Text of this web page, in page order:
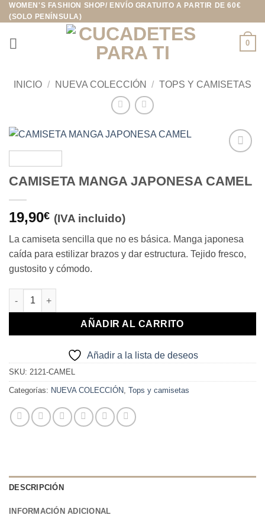
Saltar
al
contenido
WOMEN'S FASHION SHOP/ ENVÍO GRATUITO A PARTIR DE 60€
(SOLO PENÍNSULA)
0
INICIO / NUEVA COLECCIÓN / TOPS Y CAMISETAS
a la
lista de
CAMISETA MANGA JAPONESA CAMEL
19,90€ (IVA incluido)
La camiseta sencilla que no es básica. Manga japonesa
caída para estilizar brazos y dar estructura. Tejido fresco,
gustosito y cómodo.
CAMISETA MANGA JAPONESA CAMEL cantidad
AÑADIR AL CARRITO
Añadir a la lista de deseos
SKU: 2121-CAMEL
Categorías: NUEVA COLECCIÓN, Tops y camisetas
DESCRIPCIÓN
INFORMACIÓN ADICIONAL